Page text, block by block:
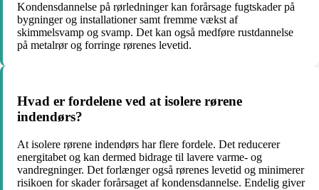
Kondensdannelse på rørledninger kan forårsage fugtskader på
bygninger og installationer samt fremme vækst af
skimmelsvamp og svamp. Det kan også medføre rustdannelse
på metalrør og forringe rørenes levetid.
Hvad er fordelene ved at isolere rørene
indendørs?
At isolere rørene indendørs har flere fordele. Det reducerer
energitabet og kan dermed bidrage til lavere varme- og
vandregninger. Det forlænger også rørenes levetid og minimerer
risikoen for skader forårsaget af kondensdannelse. Endelig giver